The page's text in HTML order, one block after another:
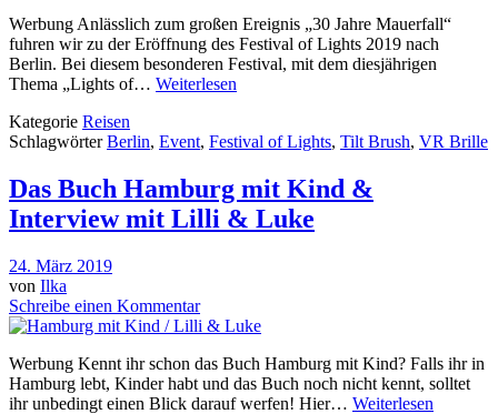
Werbung Anlässlich zum großen Ereignis „30 Jahre Mauerfall“
fuhren wir zu der Eröffnung des Festival of Lights 2019 nach
Berlin. Bei diesem besonderen Festival, mit dem diesjährigen
Thema „Lights of… Weiterlesen
Kategorie Reisen
SchlagwörterBerlin, Event, Festival of Lights, Tilt Brush, VR Brille
Das Buch Hamburg mit Kind &
Interview mit Lilli & Luke
24. März 2019
von Ilka
Schreibe einen Kommentar
Werbung Kennt ihr schon das Buch Hamburg mit Kind? Falls ihr in
Hamburg lebt, Kinder habt und das Buch noch nicht kennt, solltet
ihr unbedingt einen Blick darauf werfen! Hier… Weiterlesen